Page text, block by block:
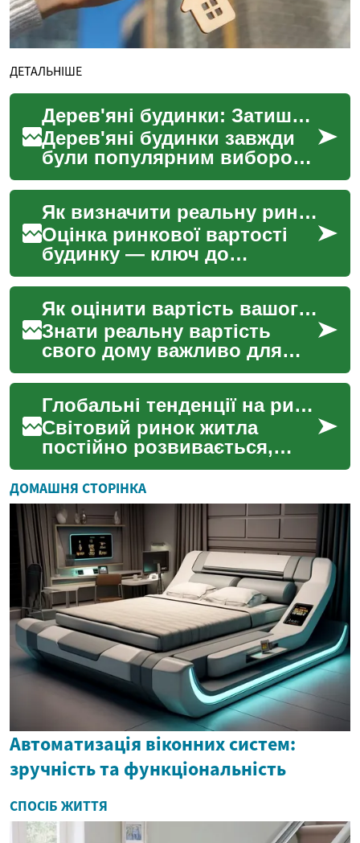
ДЕТАЛЬНІШЕ
Дерев'яні будинки: Затишний та екологічний вибір для вашого дому
Дерев'яні будинки завжди
були популярним вибором
для тих, хто цінує
природність, екологічність
та унікальний стиль. Ц...
Як визначити реальну ринкову вартість вашого будинку
Оцінка ринкової вартості
будинку — ключ до
вигідного продажу, вірного
інвестування або
правильного іпотечного
рішення...
Як оцінити вартість вашого будинку
Знати реальну вартість
свого дому важливо для
продажу, рефінансування
або планування інвестицій.
Оцінка враховує не т...
Глобальні тенденції на ринку житла: аналіз змін
Світовий ринок житла
постійно розвивається,
реагуючи на складне
переплетення економічних,
соціальних та політичних
фа...
ДОМАШНЯ СТОРІНКА
Автоматизація віконних систем:
зручність та функціональність
СПОСІБ ЖИТТЯ